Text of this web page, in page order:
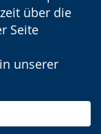
über die
Seite
unserer